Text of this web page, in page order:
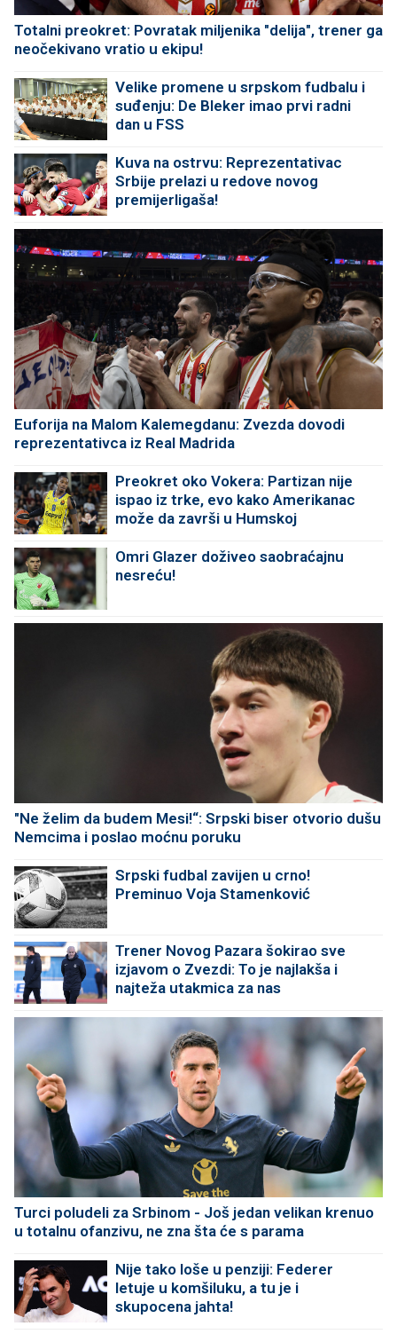
Totalni preokret: Povratak miljenika "delija", trener ga
neočekivano vratio u ekipu!
Velike promene u srpskom fudbalu i
suđenju: De Bleker imao prvi radni
dan u FSS
Kuva na ostrvu: Reprezentativac
Srbije prelazi u redove novog
premijerligaša!
Euforija na Malom Kalemegdanu: Zvezda dovodi
reprezentativca iz Real Madrida
Preokret oko Vokera: Partizan nije
ispao iz trke, evo kako Amerikanac
može da završi u Humskoj
Omri Glazer doživeo saobraćajnu
nesreću!
"Ne želim da budem Mesi!“: Srpski biser otvorio dušu
Nemcima i poslao moćnu poruku
Srpski fudbal zavijen u crno!
Preminuo Voja Stamenković
Trener Novog Pazara šokirao sve
izjavom o Zvezdi: To je najlakša i
najteža utakmica za nas
Turci poludeli za Srbinom - Još jedan velikan krenuo
u totalnu ofanzivu, ne zna šta će s parama
Nije tako loše u penziji: Federer
letuje u komšiluku, a tu je i
skupocena jahta!